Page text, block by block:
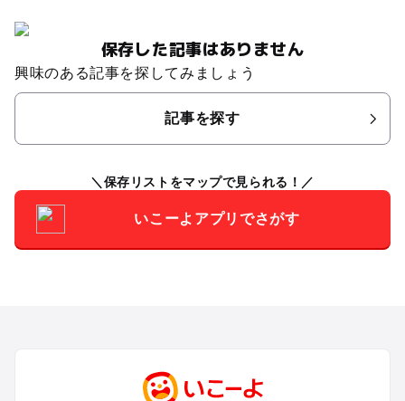
保存した記事はありません
興味のある記事を探してみましょう
記事を探す
保存リストをマップで見られる！
いこーよアプリでさがす